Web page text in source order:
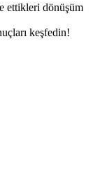
ettikleri dönüşüm
keşfedin!